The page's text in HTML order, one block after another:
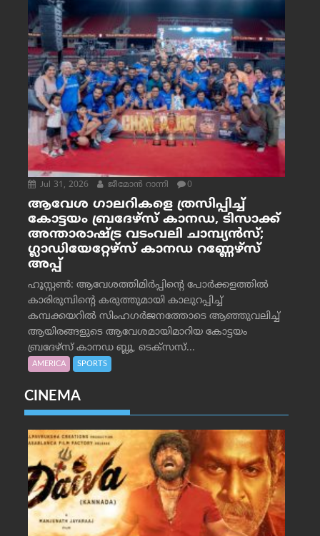
Jul 31, 2026 ജീമോന്‍ റാന്നി 0
ആവേശ ഗാലറികളെ ത്രസിപ്പിച്ച്
കോട്ടയം ബ്രദേഴ്‌സ് കാനഡ, ടിസാക്ക്
അന്താരാഷ്ട്ര വടംവലി ചാമ്പ്യന്‍സ്;
ഗ്ലാഡിയേറ്റേഴ്‌സ് കാനഡ റണ്ണേഴ്‌സ്
അപ്പ്
ഹൂസ്റ്റണ്‍: ആവേശത്തിമിര്‍പ്പിന്റെ പോര്‍ക്കളത്തില്‍
കാരിരുമ്പിന്റെ കരുത്തുമായി കാലുറപ്പിച്ച്
കമ്പക്കയറില്‍ സിംഹഗര്‍ജനത്തോടെ ആഞ്ഞുവലിച്ച്
ആയിരങ്ങളുടെ ആവേശമായിമാറിയ കോട്ടയം
ബ്രദേഴ്‌സ് കാനഡ ബ്ലൂ, ടെക്‌സസ്...
AMERICA SPORTS
CINEMA